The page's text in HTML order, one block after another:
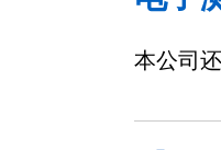
本公司